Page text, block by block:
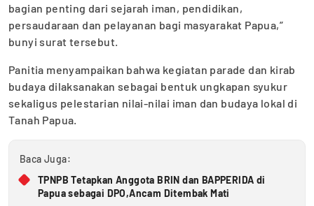
bagian penting dari sejarah iman, pendidikan,
persaudaraan dan pelayanan bagi masyarakat Papua,”
bunyi surat tersebut.
Panitia menyampaikan bahwa kegiatan parade dan kirab
budaya dilaksanakan sebagai bentuk ungkapan syukur
sekaligus pelestarian nilai-nilai iman dan budaya lokal di
Tanah Papua.
Baca Juga:
TPNPB Tetapkan Anggota BRIN dan BAPPERIDA di
Papua sebagai DPO,Ancam Ditembak Mati